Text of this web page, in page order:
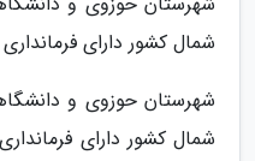
شمال کشور دارای
شهرستان حوزوی و
شمال کشور دارای